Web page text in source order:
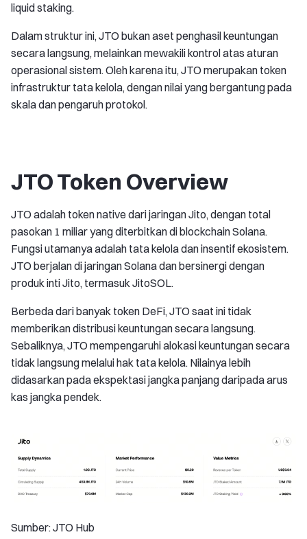
liquid staking.
Dalam struktur ini, JTO bukan aset penghasil keuntungan
secara langsung, melainkan mewakili kontrol atas aturan
operasional sistem. Oleh karena itu, JTO merupakan token
infrastruktur tata kelola, dengan nilai yang bergantung pada
skala dan pengaruh protokol.
JTO Token Overview
JTO adalah token native dari jaringan Jito, dengan total
pasokan 1 miliar yang diterbitkan di blockchain Solana.
Fungsi utamanya adalah tata kelola dan insentif ekosistem.
JTO berjalan di jaringan Solana dan bersinergi dengan
produk inti Jito, termasuk JitoSOL.
Berbeda dari banyak token DeFi, JTO saat ini tidak
memberikan distribusi keuntungan secara langsung.
Sebaliknya, JTO mempengaruhi alokasi keuntungan secara
tidak langsung melalui hak tata kelola. Nilainya lebih
didasarkan pada ekspektasi jangka panjang daripada arus
kas jangka pendek.
Sumber: JTO Hub